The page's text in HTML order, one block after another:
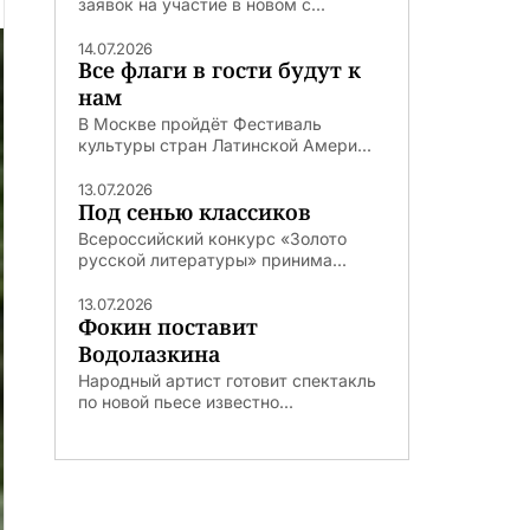
14.07.2026
Все флаги в гости будут к
нам
В Москве пройдёт Фестиваль
культуры стран Латинской Амери...
13.07.2026
Под сенью классиков
Всероссийский конкурс «Золото
русской литературы» принима...
13.07.2026
Фокин поставит
Водолазкина
Народный артист готовит спектакль
по новой пьесе известно...